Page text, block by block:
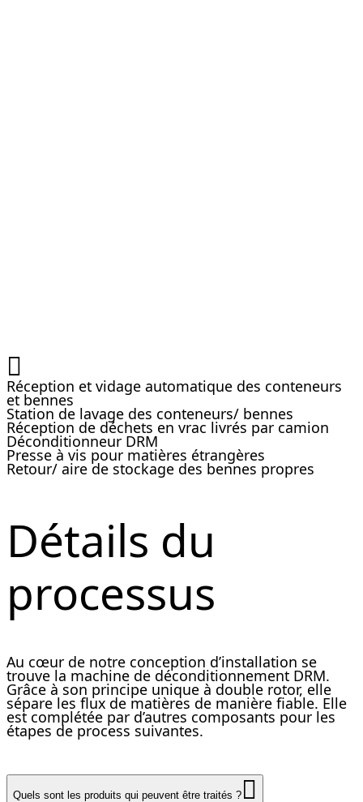
Réception et vidage automatique des conteneurs
et bennes
Station de lavage des conteneurs/ bennes
Réception de déchets en vrac livrés par camion
Déconditionneur DRM
Presse à vis pour matières étrangères
Retour/ aire de stockage des bennes propres
Détails du
processus
Au cœur de notre conception d’installation se
trouve la machine de déconditionnement DRM.
Grâce à son principe unique à double rotor, elle
sépare les flux de matières de manière fiable. Elle
est complétée par d’autres composants pour les
étapes de process suivantes.
Quels sont les produits qui peuvent être traités ?